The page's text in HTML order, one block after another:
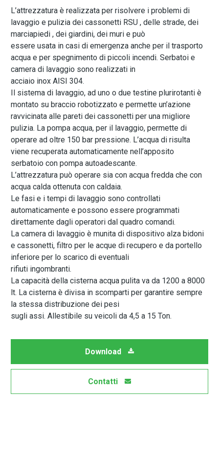
L’attrezzatura è realizzata per risolvere i problemi di
lavaggio e pulizia dei cassonetti RSU , delle strade, dei
marciapiedi , dei giardini, dei muri e può
essere usata in casi di emergenza anche per il trasporto
acqua e per spegnimento di piccoli incendi. Serbatoi e
camera di lavaggio sono realizzati in
acciaio inox AISI 304.
Il sistema di lavaggio, ad uno o due testine plurirotanti è
montato su braccio robotizzato e permette un’azione
ravvicinata alle pareti dei cassonetti per una migliore
pulizia. La pompa acqua, per il lavaggio, permette di
operare ad oltre 150 bar pressione. L’acqua di risulta
viene recuperata automaticamente nell’apposito
serbatoio con pompa autoadescante.
L’attrezzatura può operare sia con acqua fredda che con
acqua calda ottenuta con caldaia.
Le fasi e i tempi di lavaggio sono controllati
automaticamente e possono essere programmati
direttamente dagli operatori dal quadro comandi.
La camera di lavaggio è munita di dispositivo alza bidoni
e cassonetti, filtro per le acque di recupero e da portello
inferiore per lo scarico di eventuali
rifiuti ingombranti.
La capacità della cisterna acqua pulita va da 1200 a 8000
lt. La cisterna è divisa in scomparti per garantire sempre
la stessa distribuzione dei pesi
sugli assi. Allestibile su veicoli da 4,5 a 15 Ton.
Download
Contatti